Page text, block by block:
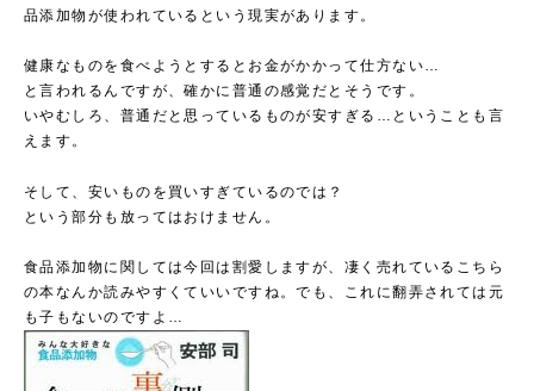
品添加物が使われているという現実があります。
健康なものを食べようとするとお金がかかって仕方ない…
と言われるんですが、確かに普通の感覚だとそうです。
いやむしろ、普通だと思っているものが安すぎる…ということも言
えます。
そして、安いものを買いすぎているのでは？
という部分も放ってはおけません。
食品添加物に関しては今回は割愛しますが、凄く売れているこちら
の本なんか読みやすくていいですね。でも、これに翻弄されては元
も子もないのですよ…